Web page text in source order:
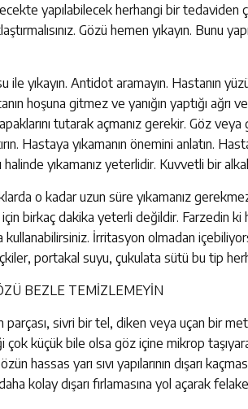
yapılabilecek herhangi bir tedaviden
Gözü hemen yıkayın. Bunu
ile yıkayın. Antidot aramayın. Hastanın
hoşuna gitmez ve yanığın yaptığı
tutarak açmanız gerekir. Göz veya
Hastaya yıkamanın önemini anlatın.
halinde yıkamanız yeterlidir. Kuvvetli bir
o kadar uzun süre yıkamanız
birkaç dakika yeterli değildir. Farzedin ki
kullanabilirsiniz. İrritasyon olmadan
portakal suyu, çukulata sütü bu tip
BEZLE TEMİZLEMEYİN
parçası, sivri bir tel, diken veya uçan bir
çok küçük bile olsa göz içine mikrop
hassas yarı sıvı yapılarının dışarı
kolay dışarı fırlamasına yol açarak